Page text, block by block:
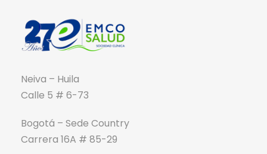
Neiva – Huila
Calle 5 # 6-73
Bogotá – Sede Country
Carrera 16A # 85-29